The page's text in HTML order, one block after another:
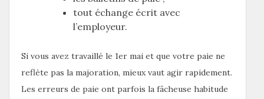
tout échange écrit avec
l’employeur.
Si vous avez travaillé le 1er mai et que votre paie ne
reflète pas la majoration, mieux vaut agir rapidement.
Les erreurs de paie ont parfois la fâcheuse habitude